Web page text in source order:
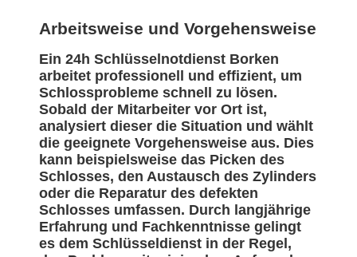
Arbeitsweise und Vorgehensweise
Ein 24h Schlüsselnotdienst Borken
arbeitet professionell und effizient, um
Schlossprobleme schnell zu lösen.
Sobald der Mitarbeiter vor Ort ist,
analysiert dieser die Situation und wählt
die geeignete Vorgehensweise aus. Dies
kann beispielsweise das Picken des
Schlosses, den Austausch des Zylinders
oder die Reparatur des defekten
Schlosses umfassen. Durch langjährige
Erfahrung und Fachkenntnisse gelingt
es dem Schlüsseldienst in der Regel,